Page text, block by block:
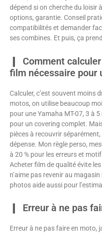
dépend si on cherche du loisir
options, garantie. Conseil
compatibilités et demander
ses combines. Et puis, ça
Comment
film nécessaire pour
Calculer, c’est souvent moins
motos, on utilise beaucoup
pour une Yamaha MT-07, 3 à
pour un covering complet.
pièces à recouvrir
dépense. Mon règle perso,
à 20 % pour les erreurs et
Acheter film de qualité évite
n’aime pas revenir au
photos aide aussi pour
Erreur à ne pas
Erreur à ne pas faire en moto,